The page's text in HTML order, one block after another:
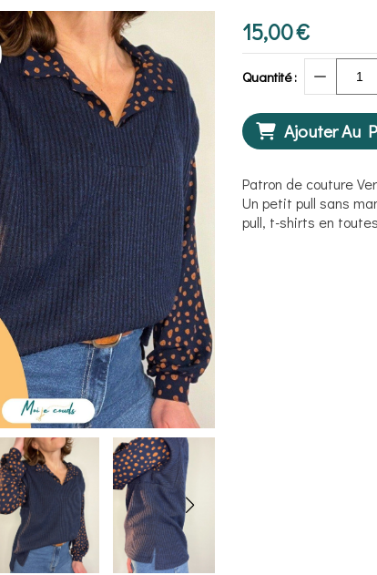
15,00€
Quantité :
Ajouter Au
Patron de couture
Un petit pull sans
pull, t-shirts en